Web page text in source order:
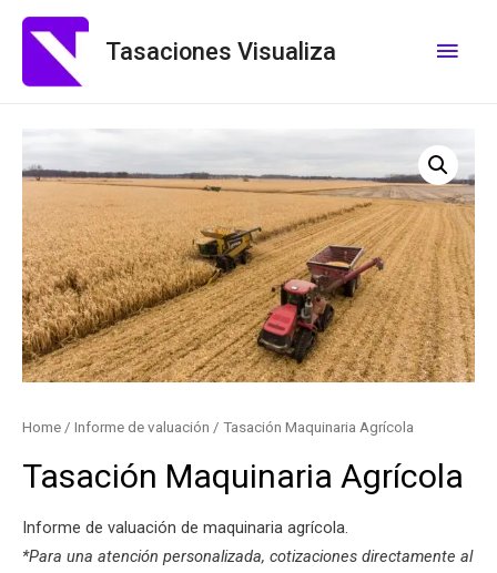
Tasaciones Visualiza
Home / Informe de valuación / Tasación Maquinaria Agrícola
Tasación Maquinaria Agrícola
Informe de valuación de maquinaria agrícola.
*Para una atención personalizada, cotizaciones directamente al